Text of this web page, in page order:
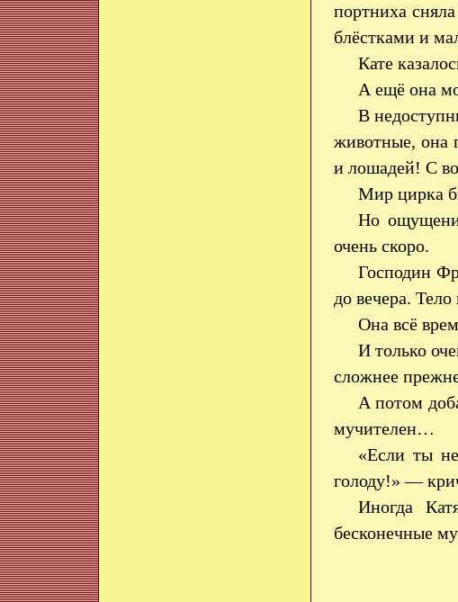
портниха
блёстками и
Кате
А ещё она
В
животные, она
и лошадей! С
Мир цирка
Но
очень скоро.
Господин
до вечера.
Она всё
И только
сложнее
А потом
мучителен…
«Если ты
голоду!» —
Иногда
бесконечные